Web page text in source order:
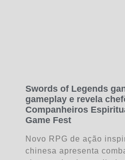
Swords of Legends
gameplay e revela
Companheiros
Game Fest
Novo RPG de ação
chinesa apresenta